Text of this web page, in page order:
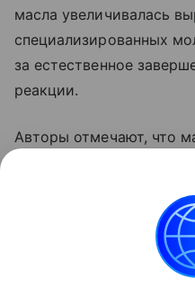
масла увеличивалась
специализированных
за естественное
реакции.
Авторы отмечают, что
и терапии жировой